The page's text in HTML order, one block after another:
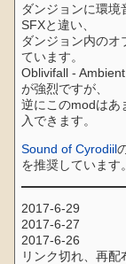
ダンジョンに環
SFXと違い、
ダンジョン内のオ
ています。
Oblivifall -
が強烈ですが、
逆にこのmodはあ
入できます。
Sound of Cyrodiil
を推奨しています。
2017-6-29
2017-6-27
2017-6-26
リンク切れ、再配